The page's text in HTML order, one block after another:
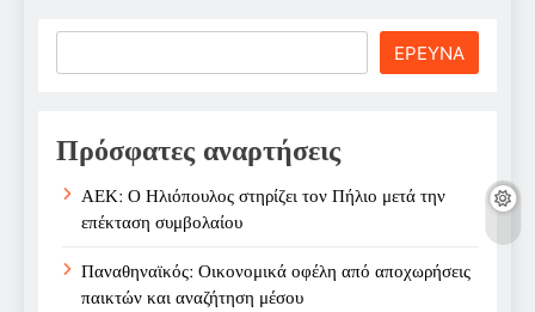
ΕΡΕΥΝΑ
Πρόσφατες αναρτήσεις
ΑΕΚ: Ο Ηλιόπουλος στηρίζει τον Πήλιο μετά την
επέκταση συμβολαίου
Παναθηναϊκός: Οικονομικά οφέλη από αποχωρήσεις
παικτών και αναζήτηση μέσου